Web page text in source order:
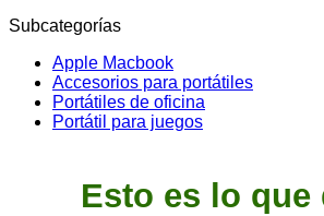
Subcategorías
Apple Macbook
Accesorios para portátiles
Portátiles de oficina
Portátil para juegos
Esto es lo que